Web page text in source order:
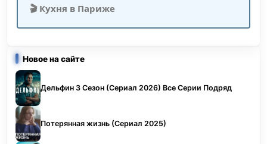
🎬 Кухня в Париже
Новое на сайте
Дельфин 3 Сезон (Сериал 2026) Все Серии Подряд
Потерянная жизнь (Сериал 2025)